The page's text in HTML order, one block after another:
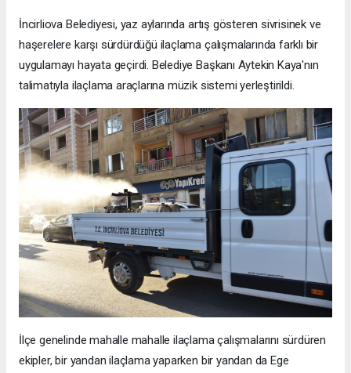
İncirliova Belediyesi, yaz aylarında artış gösteren sivrisinek ve
haşerelere karşı sürdürdüğü ilaçlama çalışmalarında farklı bir
uygulamayı hayata geçirdi. Belediye Başkanı Aytekin Kaya'nın
talimatıyla ilaçlama araçlarına müzik sistemi yerleştirildi.
İlçe genelinde mahalle mahalle ilaçlama çalışmalarını sürdüren
ekipler, bir yandan ilaçlama yaparken bir yandan da Ege